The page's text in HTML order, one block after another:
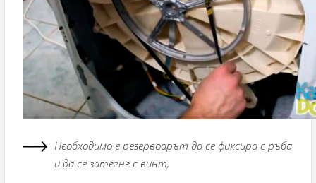
Необходимо е резервоарът да се фиксира с ръба
и да се затегне с винт;